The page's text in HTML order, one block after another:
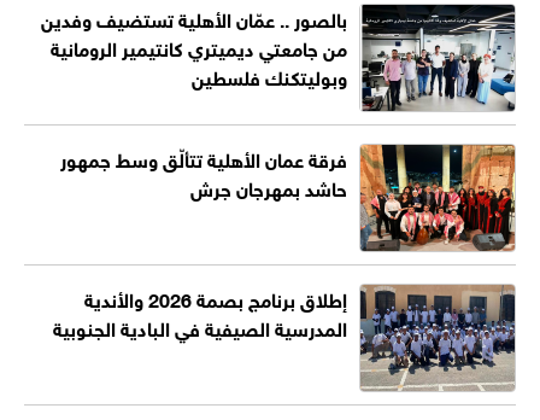
بالصور .. عمّان الأهلية تستضيف وفدين
من جامعتي ديميتري كانتيمير الرومانية
وبوليتكنك فلسطين
فرقة عمان الأهلية تتألّق وسط جمهور
حاشد بمهرجان جرش
إطلاق برنامج بصمة 2026 والأندية
المدرسية الصيفية في البادية الجنوبية